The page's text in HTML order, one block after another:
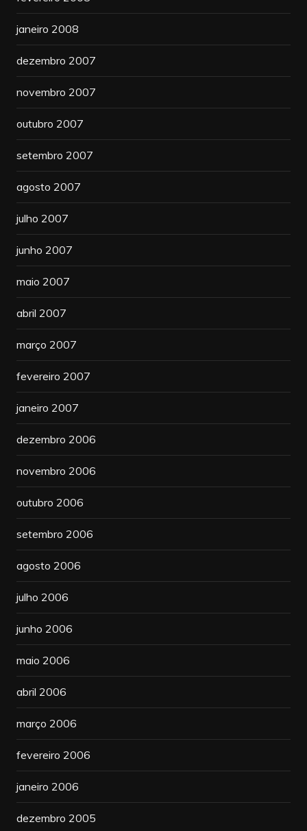
janeiro 2008
dezembro 2007
novembro 2007
outubro 2007
setembro 2007
agosto 2007
julho 2007
junho 2007
maio 2007
abril 2007
março 2007
fevereiro 2007
janeiro 2007
dezembro 2006
novembro 2006
outubro 2006
setembro 2006
agosto 2006
julho 2006
junho 2006
maio 2006
abril 2006
março 2006
fevereiro 2006
janeiro 2006
dezembro 2005